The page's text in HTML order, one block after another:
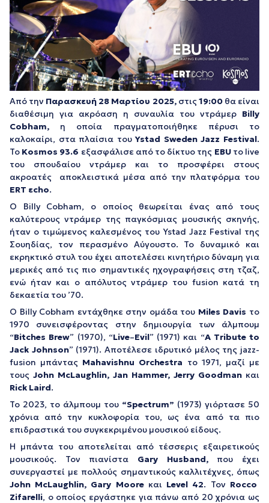
Από την Παρασκευή 28 Μαρτίου 2025,στις19:00θα είναι
διαθέσιμη για ακρόαση η συναυλία του ντράμερ Billy
Cobham, η οποία πραγματοποιήθηκε πέρυσι το
καλοκαίρι, στα πλαίσια τουYstad Sweden Jazz Festival.
Το Kosmos 93.6 εξασφάλισε από το δίκτυο της EBU το live
του σπουδαίου ντράμερ και το προσφέρει στους
ακροατές αποκλειστικά μέσα από την πλατφόρμα του
ERT εcho.
Ο Billy Cobham, ο οποίος θεωρείται ένας από τους
καλύτερους ντράμερ της παγκόσμιας μουσικής σκηνής,
ήταν ο τιμώμενος καλεσμένος του Ystad Jazz Festival της
Σουηδίας, τον περασμένο Αύγουστο. Το δυναμικό και
εκρηκτικό στυλ του έχει αποτελέσει κινητήριο δύναμη για
μερικές από τις πιο σημαντικές ηχογραφήσεις στη τζαζ,
ενώ ήταν και ο απόλυτος ντράμερ του fusion κατά τη
δεκαετία του ’70.
Ο Billy Cobham εντάχθηκε στην ομάδα του Miles Davis το
1970 συνεισφέροντας στην δημιουργία των άλμπουμ
“Bitches Brew” (1970), “Live–Evil” (1971) και “A Tribute to
Jack Johnson” (1971). Αποτέλεσε ιδρυτικό μέλος της jazz-
fusion μπάντας Mahavishnu Orchestra το 1971, μαζί με
τους John McLaughlin, Jan Hammer, Jerry Goodman και
Rick Laird.
Το 2023, το άλμπουμ του “Spectrum” (1973) γιόρτασε 50
χρόνια από την κυκλοφορία του, ως ένα από τα πιο
επιδραστικά του συγκεκριμένου μουσικού είδους.
Η μπάντα του αποτελείται από τέσσερις εξαιρετικούς
μουσικούς. Τον πιανίστα Gary Husband, που έχει
συνεργαστεί με πολλούς σημαντικούς καλλιτέχνες, όπως
John McLaughlin, Gary Mooreκαι Level 42. Τον Rocco
Zifarelli, ο οποίος εργάστηκε για πάνω από 20 χρόνια ως